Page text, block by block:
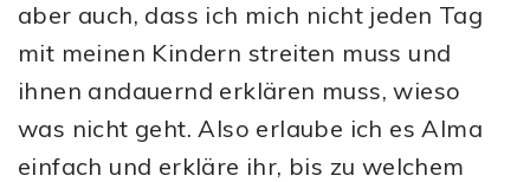
aber auch, dass ich mich nicht jeden Tag
mit meinen Kindern streiten muss und
ihnen andauernd erklären muss, wieso
was nicht geht. Also erlaube ich es Alma
einfach und erkläre ihr, bis zu welchem